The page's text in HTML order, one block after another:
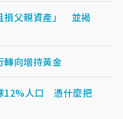
損父親資產」 並揭
向增持黃金
12%人口 憑什麼把